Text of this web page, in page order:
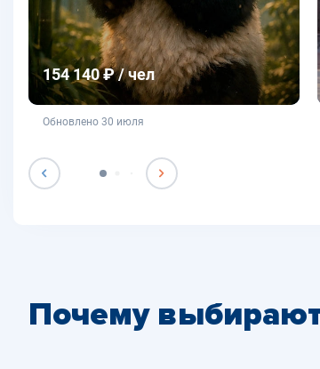
154 140 ₽ / чел
не является публичной офертой
Обновлено 30 июля
Почему